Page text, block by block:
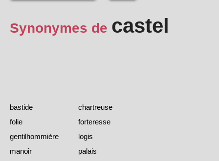
Synonymes de castel
bastide
chartreuse
folie
forteresse
gentilhommière
logis
manoir
palais